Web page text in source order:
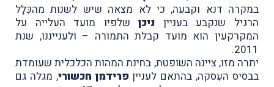
במקרה דנא וקבעה, כי לא מצאה שיש לשנות מהכְּלָל
הרגיל שנקבע בעניין ניכןשלפיו מועד העלייה על
המקרקעין הוא מועד קבלת התמורה – ולענייננו, שנת
2011.
יתרה מזו, ציינה השופטת, בחינת המהות הכלכלית שעומדת
בבסיס העִסקה, בהתאם לעניין פרידמן חכשורי, מגלה גם